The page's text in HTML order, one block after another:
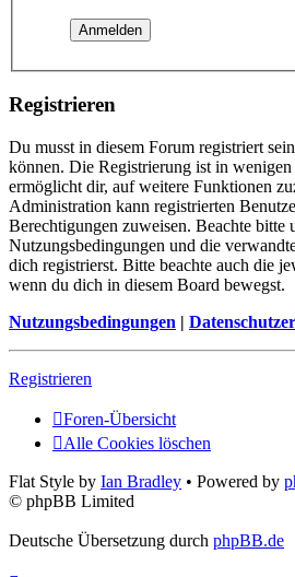
Registrieren
Du musst in diesem Forum registriert
können. Die Registrierung ist in
ermöglicht dir, auf weitere Funktionen
Administration kann registrierten
Berechtigungen zuweisen. Beachte bitte
Nutzungsbedingungen und die
dich registrierst. Bitte beachte auch die
wenn du dich in diesem Board bewegst.
Nutzungsbedingungen |
Registrieren
Foren-Übersicht
Alle Cookies löschen
Flat Style by Ian Bradley • Powered by
© phpBB Limited
Deutsche Übersetzung durch phpBB.de